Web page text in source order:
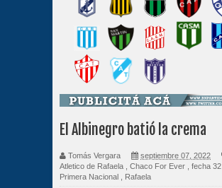
El Albinegro batió la crema
Tomás Vergara
septiembre 07, 2022
Atletico de Rafaela
Chaco For Ever fecha 32
Primera Nacional
Rafaela